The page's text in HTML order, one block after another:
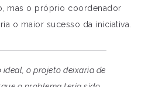
mas o próprio coordenador
o maior sucesso da iniciativa.
ideal, o projeto deixaria de